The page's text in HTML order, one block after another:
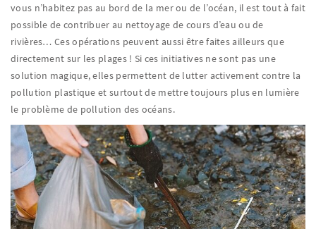
vous n’habitez pas au bord de la mer ou de l’océan, il est tout à fait
possible de contribuer au nettoyage de cours d’eau ou de
rivières… Ces opérations peuvent aussi être faites ailleurs que
directement sur les plages ! Si ces initiatives ne sont pas une
solution magique, elles permettent de lutter activement contre la
pollution plastique et surtout de mettre toujours plus en lumière
le problème de pollution des océans.